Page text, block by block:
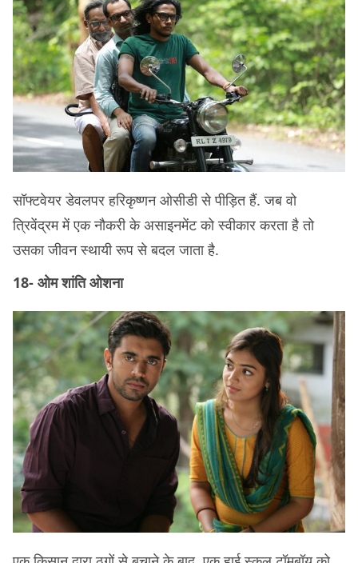
सॉफ्टवेयर डेवलपर हरिकृष्णन ओसीडी से पीड़ित हैं. जब वो
त्रिवेंद्रम में एक नौकरी के असाइनमेंट को स्वीकार करता है तो
उसका जीवन स्थायी रूप से बदल जाता है.
18- ओम शांति ओशना